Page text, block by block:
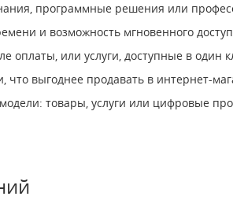
программные решения или
и возможность мгновенного
оплаты, или услуги, доступные в один
выгоднее продавать в интернет-
товары, услуги или цифровые